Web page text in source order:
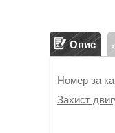
Опис
Номер за
Захист